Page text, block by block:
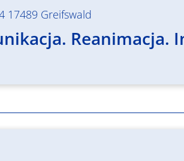
17489 Greifswald
Reanimacja.